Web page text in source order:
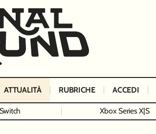
ATTUALITÀ RUBRICHE ACCEDI
Xbox Series X|S